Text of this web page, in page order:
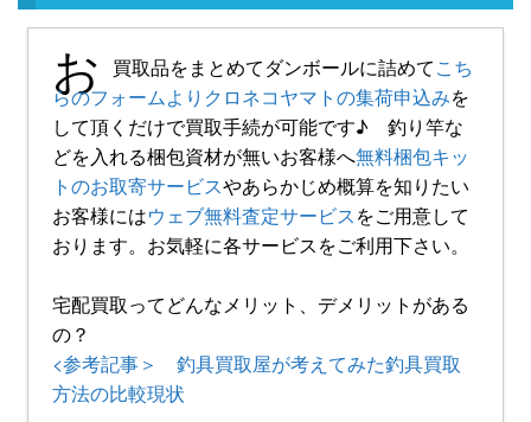
お 買取品をまとめてダンボールに詰めてこち
らのフォームよりクロネコヤマトの集荷申込みを
して頂くだけで買取手続が可能です♪ 釣り竿な
どを入れる梱包資材が無いお客様へ無料梱包キッ
トのお取寄サービスやあらかじめ概算を知りたい
お客様にはウェブ無料査定サービスをご用意して
おります。お気軽に各サービスをご利用下さい。
宅配買取ってどんなメリット、デメリットがある
の？
<参考記事＞ 釣具買取屋が考えてみた釣具買取
方法の比較現状